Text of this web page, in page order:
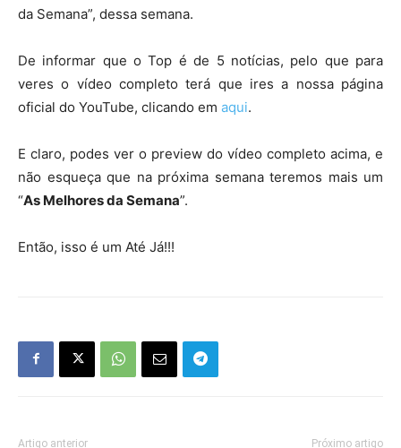
da Semana”, dessa semana.
De informar que o Top é de 5 notícias, pelo que para
veres o vídeo completo terá que ires a nossa página
oficial do YouTube, clicando em aqui.
E claro, podes ver o preview do vídeo completo acima, e
não esqueça que na próxima semana teremos mais um
“As Melhores da Semana”.
Então, isso é um Até Já!!!
Artigo anterior Próximo artigo